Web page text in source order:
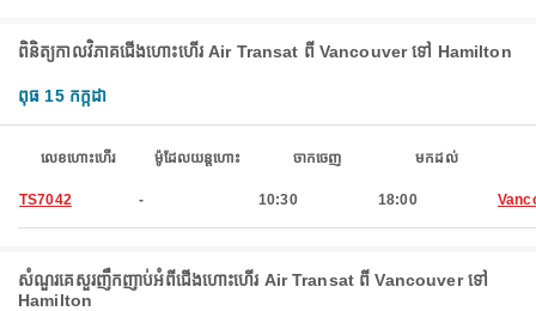
ពិនិត្យកាលវិភាគជើងហោះហើរ Air Transat ពី Vancouver ទៅ Hamilton
ពុធ 15 កក្កដា
លេខហោះហើរ ម៉ូដែលយន្តហោះ ចាកចេញ មកដល់
TS7042 - 10:30 18:00
សំណួរគេសួរញឹកញាប់អំពីជើងហោះហើរ Air Transat ពី Vancouver ទៅ
Hamilton